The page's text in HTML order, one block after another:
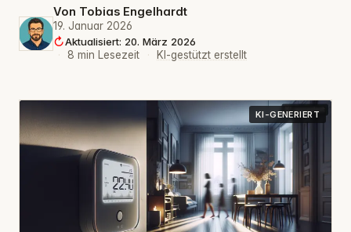
Von Tobias Engelhardt
19. Januar 2026
Aktualisiert: 20. März 2026
·
8 min Lesezeit · KI-gestützt erstellt
KI-GENERIERT